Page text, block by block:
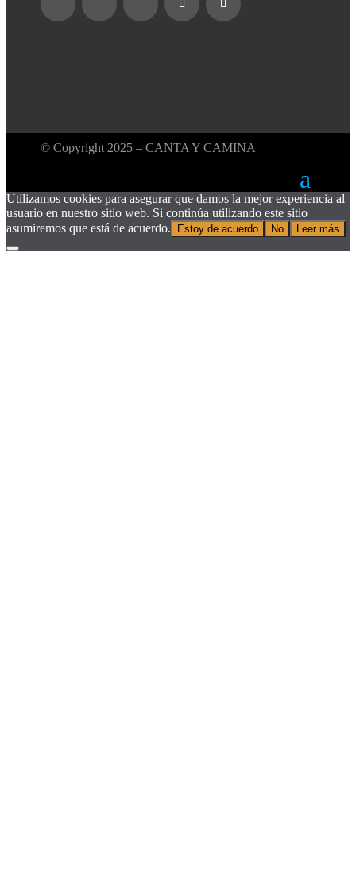
© Copyright 2025 – CANTA Y CAMINA
Utilizamos cookies para asegurar que damos la mejor experiencia al
usuario en nuestro sitio web. Si continúa utilizando este sitio
asumiremos que está de acuerdo.
Estoy de acuerdo No Leer más